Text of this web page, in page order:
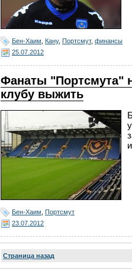
Бен-Хаим Кану, Портсмут, финансы
25.07.2012
Фанаты "Портсмута"
клубу выжить
Бен-Хаим Портсмут
23.07.2012
Страница назад